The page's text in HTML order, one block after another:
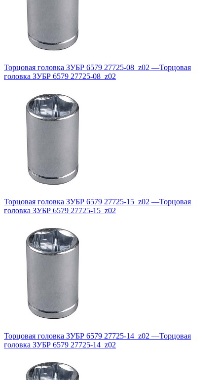
Торцовая головка ЗУБР 6579 27725-08_z02 —Торцовая
головка ЗУБР 6579 27725-08_z02
Торцовая головка ЗУБР 6579 27725-15_z02 —Торцовая
головка ЗУБР 6579 27725-15_z02
Торцовая головка ЗУБР 6579 27725-14_z02 —Торцовая
головка ЗУБР 6579 27725-14_z02